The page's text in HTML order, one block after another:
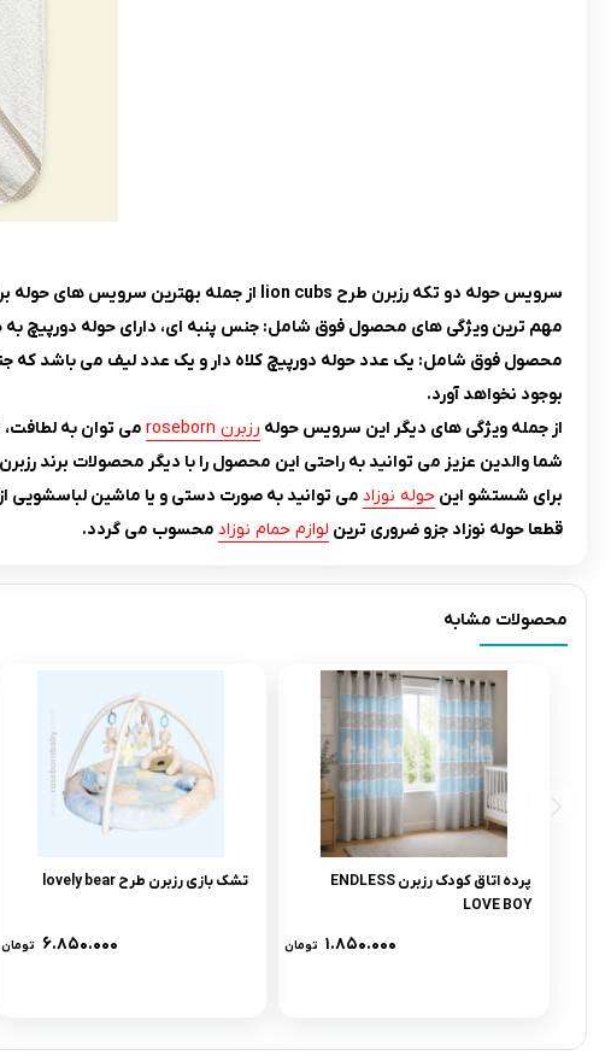
سرویس حوله دو تکه رزبرن طرح lion cubs از جمله بهترین سرویس های حوله برای نوزادان از بدو تولد تا 3 سالگی می باشد.
مهم ترین ویژگی های محصول فوق شامل: جنس پنبه ای، دارای حوله دورپیچ به
بوجود نخواهد آورد.
از جمله ویژگی های دیگر این سرویس حوله رزبرن roseborn
می توان به لطافت،
شما والدین عزیز می توانید به راحتی این محصول را با دیگر محصولات برند
برای شستشو این حوله نوزاد می توانید به صورت دستی و یا ماشین لباسشویی از دمای بین 25 تا 30 درجه سانتی
قطعا حوله نوزاد جزو ضروری ترین لوازم حمام نوزاد محسوب می گردد.
محصولات مشابه
پرده اتاق کودک رزبرن ENDLESS
LOVE BOY
۱.۸۵۰.۰۰۰ تومان
تشک بازی رزبرن طرح lovely bear
۶.۸۵۰.۰۰۰ تومان